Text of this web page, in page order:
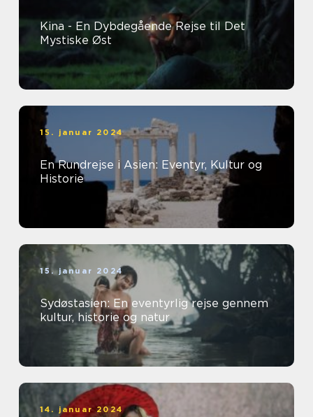
Kina - En Dybdegående Rejse til Det
Mystiske Øst
15. januar 2024
En Rundrejse i Asien: Eventyr, Kultur og
Historie
15. januar 2024
Sydøstasien: En eventyrlig rejse gennem
kultur, historie og natur
14. januar 2024